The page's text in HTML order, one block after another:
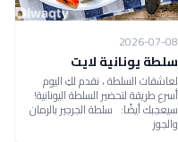
2026-07-08
سلطة يونانية لايت
لعاشقات السلطة ، نقدم لكِ اليوم
أسرع طريقة لتحضير السلطة اليونانية!
سيعجبك أيضًا: سلطة الجرجير بالرمان
والجوز